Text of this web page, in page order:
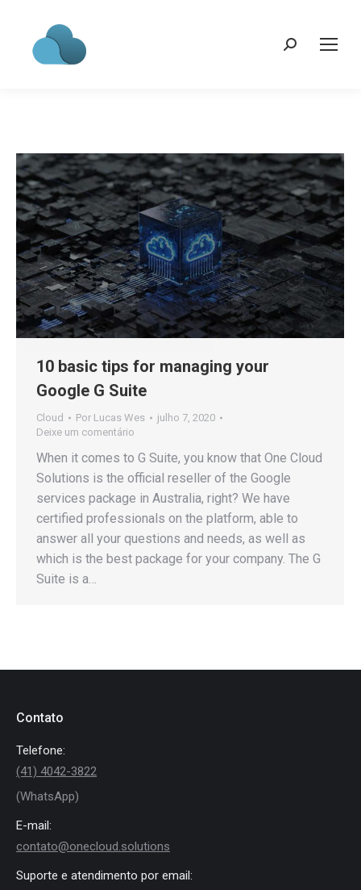
Search:
10 basic tips for managing your
Google G Suite
Cloud Por Lucas Wes
julho 7, 2020
Deixe um comentário
When it comes to G Suite, you know that One Cloud
Solutions is the official reseller of the Google
services package in Australia, right? We have
certified professionals on the platform, able to
answer all your questions and needs, as well as
which is the best package for your company. The G
Suite is a…
Contato
Telefone:
(41) 4042-3822
(WhatsApp)
E-mail:
contato@onecloud.solutions
Suporte e atendimento por email: